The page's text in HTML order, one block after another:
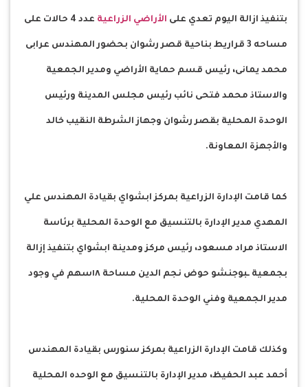
بتنفيذ ازالة اليوم تعدي على الأراضي الزراعية عدد 4 حالات على
مساحه 3 قراريط بناحية قصر رشوان بحضور المهندس عرابى
محمد يمانى، رئيس قسم حماية الأراضي ومدير الجمعية
والاستاذ محمد فتحى نائب رئيس مجلس المدينة ورئيس
الوحدة المحلية بقصر رشوان وجهاز الشرطة النقيب خالد
والأجهزة المعاونة.
كما قامت الإدارة الزراعية بمركز ابشواي بقيادة المهندس علي
المهدي مدير الإدارة بالتنسيق مع الوحدة المحلية برئاسة
الاستاذ مراد مسعود، رئيس مركز ومدينة ابشواي بتنفيذ إزالة
بجمعية ـبوجنشو حوض نجم الدين مساحة ١٨سهم في وجود
مدير الجمعية وفني الوحدة المحلية.
وكذلك قامت الإدارة الزراعية بمركز سنورس بقيادة المهندس
أحمد عبد الحفيظ، مدير الإدارة بالتنسيق مع الوحده المحلية